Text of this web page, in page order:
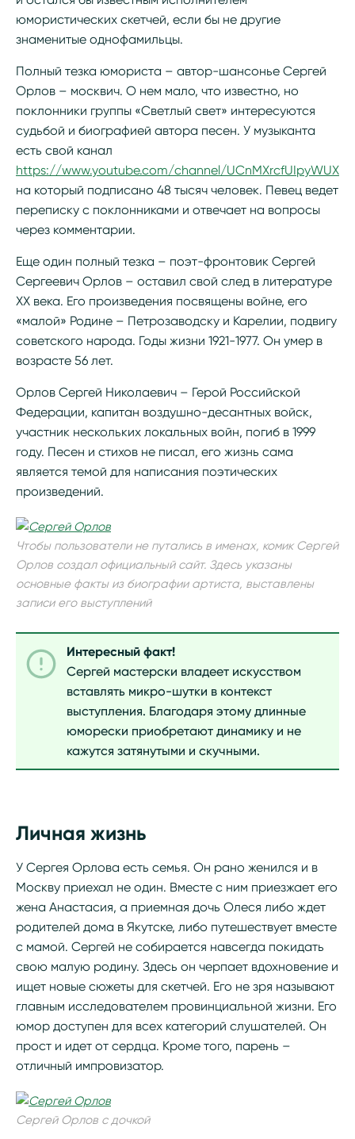
юмористических скетчей, если бы не другие
знаменитые однофамильцы.
Полный тезка юмориста – автор-шансонье Сергей
Орлов – москвич. О нем мало, что известно, но
поклонники группы «Светлый свет» интересуются
судьбой и биографией автора песен. У музыканта
есть свой канал
https://www.youtube.com/channel/
на который подписано 48 тысяч человек. Певец ведет
переписку с поклонниками и отвечает на вопросы
через комментарии.
Еще один полный тезка – поэт-фронтовик Сергей
Сергеевич Орлов – оставил свой след в литературе
ХХ века. Его произведения посвящены войне, его
«малой» Родине – Петрозаводску и Карелии, подвигу
советского народа. Годы жизни 1921-1977. Он умер в
возрасте 56 лет.
Орлов Сергей Николаевич – Герой Российской
Федерации, капитан воздушно-десантных войск,
участник нескольких локальных войн, погиб в 1999
году. Песен и стихов не писал, его жизнь сама
является темой для написания поэтических
произведений.
Чтобы пользователи не путались в именах, комик Сергей
Орлов создал официальный сайт. Здесь указаны
основные факты из биографии артиста, выставлены
записи его выступлений
Интересный факт!
Сергей мастерски владеет искусством
вставлять микро-шутки в контекст
выступления. Благодаря этому длинные
юморески приобретают динамику и не
кажутся затянутыми и скучными.
Личная жизнь
У Сергея Орлова есть семья. Он рано женился и в
Москву приехал не один. Вместе с ним приезжает его
жена Анастасия, а приемная дочь Олеся либо ждет
родителей дома в Якутске, либо путешествует вместе
с мамой. Сергей не собирается навсегда покидать
свою малую родину. Здесь он черпает вдохновение и
ищет новые сюжеты для скетчей. Его не зря называют
главным исследователем провинциальной жизни. Его
юмор доступен для всех категорий слушателей. Он
прост и идет от сердца. Кроме того, парень –
отличный импровизатор.
Сергей Орлов с дочкой